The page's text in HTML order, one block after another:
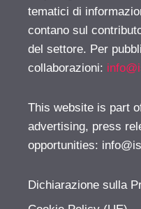
tematici di
contano sul
del settore. Per
collaborazioni:
This website is part
advertising, press
opportunities:
Dichiarazione sulla